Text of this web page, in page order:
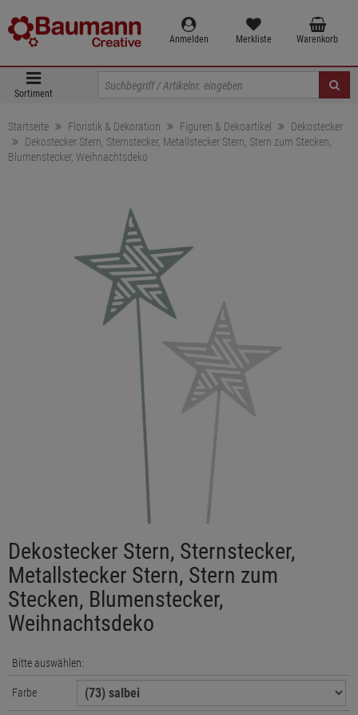
Anmelden Merkliste Warenkorb
Sortiment
Startseite Floristik & Dekoration Figuren & Dekoartikel
Dekostecker
Dekostecker Stern, Sternstecker, Metallstecker Stern, Stern zum Stecken,
Blumenstecker, Weihnachtsdeko
Dekostecker Stern, Sternstecker,
Metallstecker Stern, Stern zum
Stecken, Blumenstecker,
Weihnachtsdeko
Bitte auswählen:
Farbe